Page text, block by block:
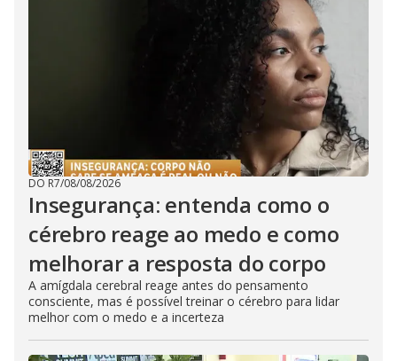
DO R7/08/08/2026
Insegurança: entenda como o
cérebro reage ao medo e como
melhorar a resposta do corpo
A amígdala cerebral reage antes do pensamento
consciente, mas é possível treinar o cérebro para lidar
melhor com o medo e a incerteza